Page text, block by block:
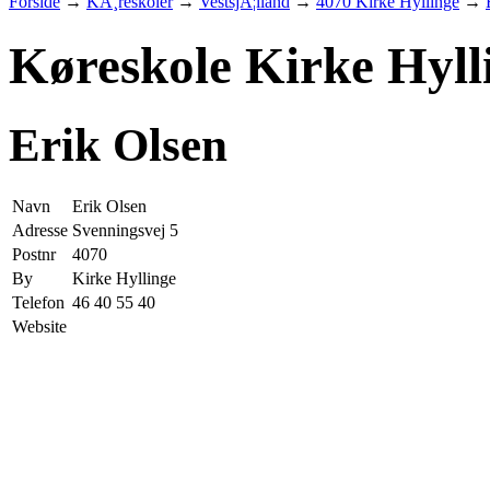
Køreskole Kirke
Erik Olsen
Navn
Erik Olsen
Adresse Svenningsvej 5
Postnr
4070
By
Kirke Hyllinge
Telefon 46 40 55 40
Website